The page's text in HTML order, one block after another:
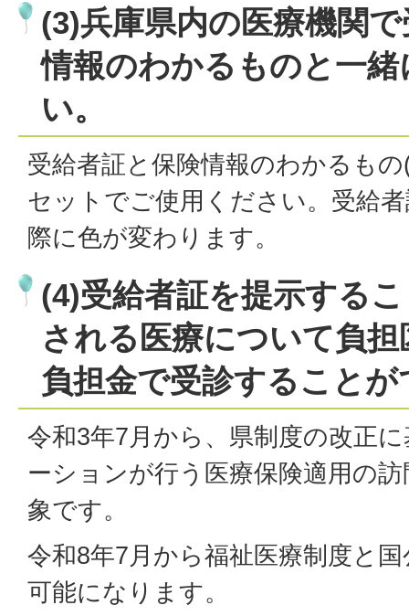
(3)兵庫県内の医療機関
情報のわかるものと一
い。
受給者証と保険情報のわかるも
セットでご使用ください。受給
際に色が変わります。
(4)受給者証を提示する
される医療について負
負担金で受診すること
令和3年7月から、県制度の改正
ーションが行う医療保険適用の
象です。
令和8年7月から福祉医療制度と
可能になります。